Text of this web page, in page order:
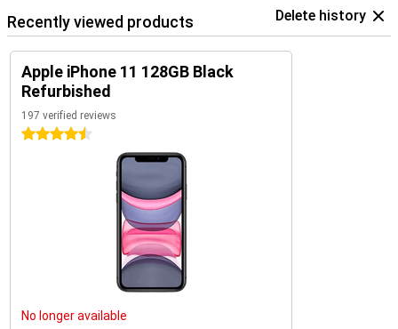
Recently viewed products Delete history
Apple iPhone 11 128GB Black
Refurbished
197 verified reviews
4.5 stars
No longer available